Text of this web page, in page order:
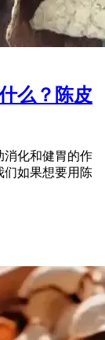
么？陈皮
消化和健胃的作
们如果想要用陈